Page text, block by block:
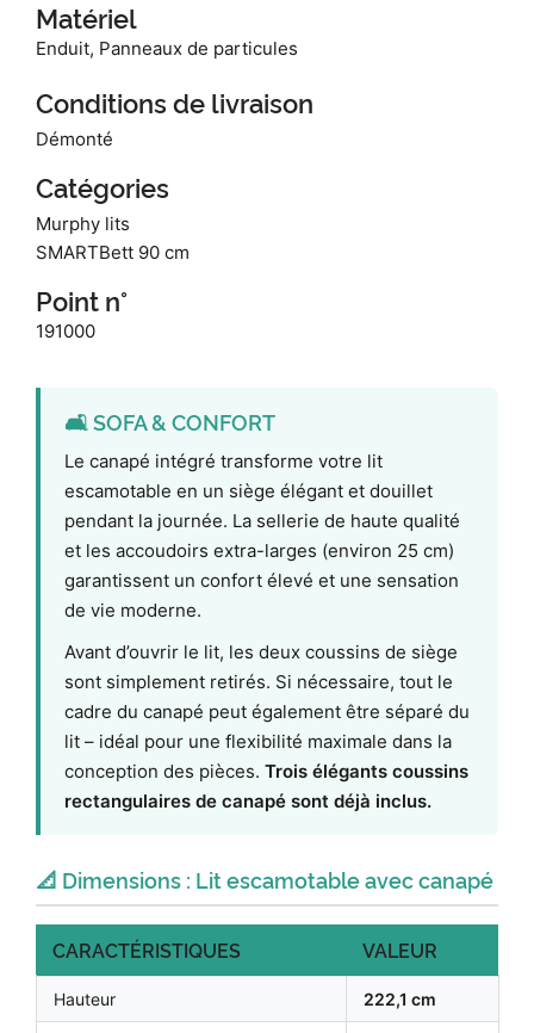
Matériel
Enduit, Panneaux de particules
Conditions de livraison
Démonté
Catégories
Murphy lits
SMARTBett 90 cm
Point n°
191000
🛋️ SOFA & CONFORT
Le canapé intégré transforme votre lit
escamotable en un siège élégant et douillet
pendant la journée. La sellerie de haute qualité
et les accoudoirs extra-larges (environ 25 cm)
garantissent un confort élevé et une sensation
de vie moderne.
Avant d’ouvrir le lit, les deux coussins de siège
sont simplement retirés. Si nécessaire, tout le
cadre du canapé peut également être séparé du
lit – idéal pour une flexibilité maximale dans la
conception des pièces. Trois élégants coussins
rectangulaires de canapé sont déjà inclus.
📐 Dimensions : Lit escamotable avec canapé
CARACTÉRISTIQUES VALEUR
Hauteur 222,1 cm